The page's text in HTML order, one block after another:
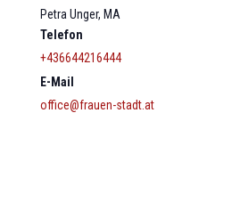
Petra Unger, MA
Telefon
+436644216444
E-Mail
office@frauen-stadt.at